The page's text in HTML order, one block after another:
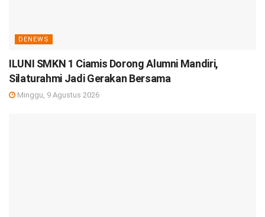
DENEWS
ILUNI SMKN 1 Ciamis Dorong Alumni Mandiri,
Silaturahmi Jadi Gerakan Bersama
Minggu, 9 Agustus 2026